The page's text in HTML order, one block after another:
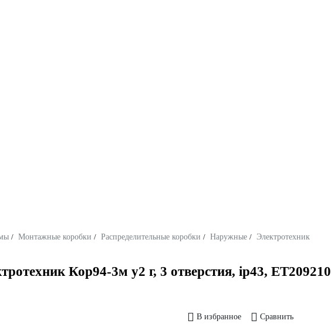
/ Монтажные коробки / Распределительные коробки / Наружные / Электротехник
Кор94-3м у2 г, 3 отверстия, ip43, ET209210
В избранное Сравнить